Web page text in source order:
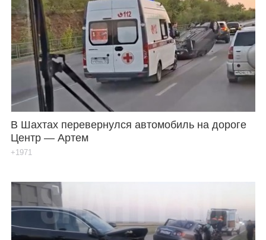
В Шахтах перевернулся автомобиль на дороге
Центр — Артем
+1971